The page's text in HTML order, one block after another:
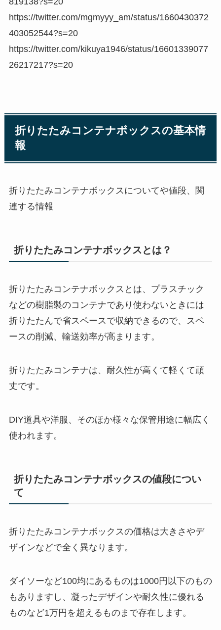
https://twitter.com/mgmyyy_am/status/1660430372
403052544?s=20
https://twitter.com/kikuya1946/status/16601339077
26217217?s=20
折りたたみコンテナボックスの基本情
報
折りたたみコンテナボックスについてや値段、関
連する情報
折りたたみコンテナボックスとは？
折りたたみコンテナボックスとは、プラスチック
などの樹脂製のコンテナであり使わないときには
折りたたんで省スペースで収納できるので、スペ
ースの削減、輸送効率が高まります。
折りたたみコンテナは、耐久性が高くて軽くて頑
丈です。
DIY道具や洋服、そのほか様々な保管用途に幅広く
使われます。
折りたたみコンテナボックスの値段につい
て
折りたたみコンテナボックスの価格は大きさやデ
ザインなどで全く異なります。
ダイソーなど100均にあるものは1000円以下のもの
もありますし、凝ったデザインや耐久性に優れる
ものなど1万円を超えるものまで存在します。